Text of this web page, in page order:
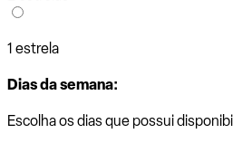
1 estrela
Dias da semana:
Escolha os dias que possui